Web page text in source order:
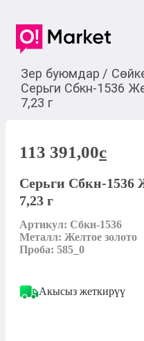
Зер буюмдар /
Серьги Сбкн-1536
7,23 г
113 391,00c
Серьги Сбкн-1536
7,23 г
Артикул: Сбкн-1536
Металл: Желтое золото
Проба: 585_0
Акысыз жеткирүү